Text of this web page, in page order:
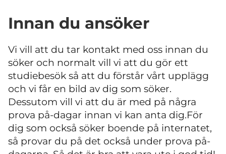
Innan du ansöker
Vi vill att du tar kontakt med oss innan du
söker och normalt vill vi att du gör ett
studiebesök så att du förstår vårt upplägg
och vi får en bild av dig som söker.
Dessutom vill vi att du är med på några
prova på-dagar innan vi kan anta dig.För
dig som också söker boende på internatet,
så provar du på det också under prova på-